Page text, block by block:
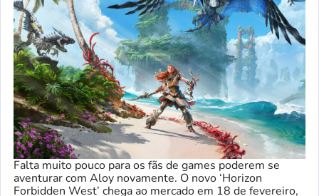
Falta muito pouco para os fãs de games poderem se
aventurar com Aloy novamente. O novo ‘Horizon
Forbidden West’ chega ao mercado em 18 de fevereiro,